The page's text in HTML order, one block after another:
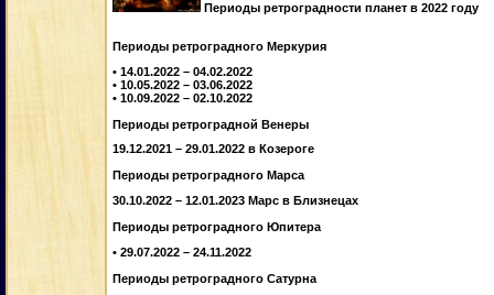
Периоды ретроградности планет в 2022 году
Периоды ретроградного Меркурия
• 14.01.2022 – 04.02.2022
• 10.05.2022 – 03.06.2022
• 10.09.2022 – 02.10.2022
Периоды ретроградной Венеры
19.12.2021 – 29.01.2022 в Козероге
Периоды ретроградного Марса
30.10.2022 – 12.01.2023 Марс в Близнецах
Периоды ретроградного Юпитера
• 29.07.2022 – 24.11.2022
Периоды ретроградного Сатурна